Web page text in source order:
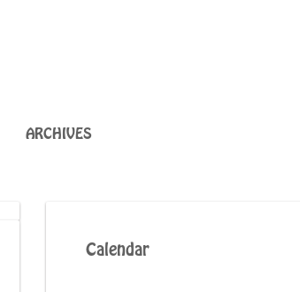
ARCHIVES
Calendar